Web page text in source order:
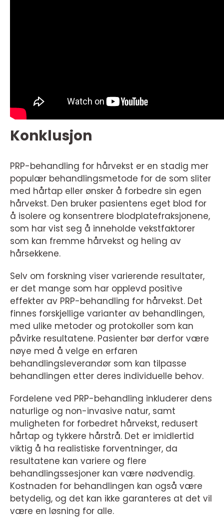
Konklusjon
PRP-behandling for hårvekst er en stadig mer
populær behandlingsmetode for de som sliter
med hårtap eller ønsker å forbedre sin egen
hårvekst. Den bruker pasientens eget blod for
å isolere og konsentrere blodplatefraksjonene,
som har vist seg å inneholde vekstfaktorer
som kan fremme hårvekst og heling av
hårsekkene.
Selv om forskning viser varierende resultater,
er det mange som har opplevd positive
effekter av PRP-behandling for hårvekst. Det
finnes forskjellige varianter av behandlingen,
med ulike metoder og protokoller som kan
påvirke resultatene. Pasienter bør derfor være
nøye med å velge en erfaren
behandlingsleverandør som kan tilpasse
behandlingen etter deres individuelle behov.
Fordelene ved PRP-behandling inkluderer dens
naturlige og non-invasive natur, samt
muligheten for forbedret hårvekst, redusert
hårtap og tykkere hårstrå. Det er imidlertid
viktig å ha realistiske forventninger, da
resultatene kan variere og flere
behandlingssesjoner kan være nødvendig.
Kostnaden for behandlingen kan også være
betydelig, og det kan ikke garanteres at det vil
være en løsning for alle.